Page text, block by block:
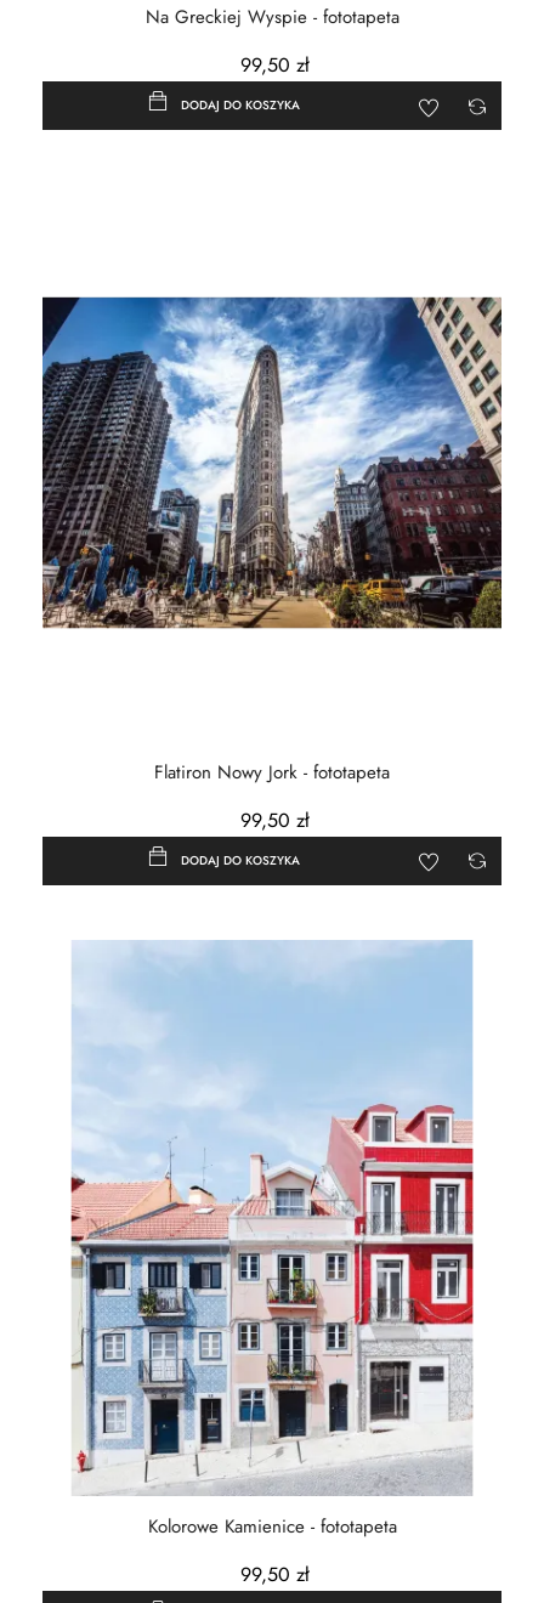
Na Greckiej Wyspie - fototapeta
99,50 zł
DODAJ DO KOSZYKA
Flatiron Nowy Jork - fototapeta
99,50 zł
DODAJ DO KOSZYKA
Kolorowe Kamienice - fototapeta
99,50 zł